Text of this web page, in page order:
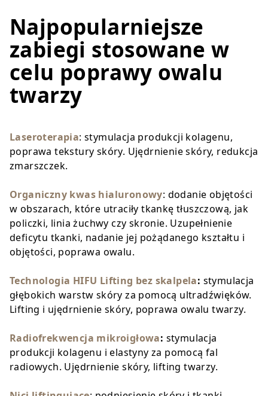
Najpopularniejsze
zabiegi stosowane w
celu poprawy owalu
twarzy
Laseroterapia: stymulacja produkcji kolagenu,
poprawa tekstury skóry. Ujędrnienie skóry, redukcja
zmarszczek.
Organiczny kwas hialuronowy: dodanie objętości
w obszarach, które utraciły tkankę tłuszczową, jak
policzki, linia żuchwy czy skronie. Uzupełnienie
deficytu tkanki, nadanie jej pożądanego kształtu i
objętości, poprawa owalu.
Technologia HIFU Lifting bez skalpela: stymulacja
głębokich warstw skóry za pomocą ultradźwięków.
Lifting i ujędrnienie skóry, poprawa owalu twarzy.
Radiofrekwencja mikroigłowa: stymulacja
produkcji kolagenu i elastyny za pomocą fal
radiowych. Ujędrnienie skóry, lifting twarzy.